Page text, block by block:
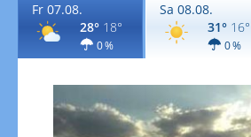
Fr 07.08.
28° 18°
0 %
Sa 08.08.
31° 16°
0 %